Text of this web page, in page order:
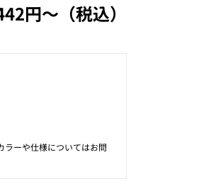
円〜（税込）
ラーや仕様についてはお問